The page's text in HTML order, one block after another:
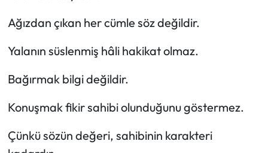
Ağızdan çıkan her cümle söz değildir.
Yalanın süslenmiş hâli hakikat olmaz.
Bağırmak bilgi değildir.
Konuşmak fikir sahibi olunduğunu göstermez.
Çünkü sözün değeri, sahibinin karakteri
Yemek Tarifleri
Yerel Haberler